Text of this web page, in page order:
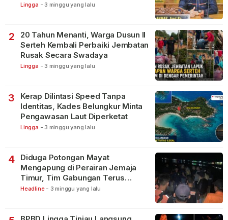
Lingga - 3 minggu yang lalu
2
20 Tahun Menanti, Warga Dusun II
Serteh Kembali Perbaiki Jembatan
Rusak Secara Swadaya
Lingga - 3 minggu yang lalu
3
Kerap Dilintasi Speed Tanpa
Identitas, Kades Belungkur Minta
Pengawasan Laut Diperketat
Lingga - 3 minggu yang lalu
4
Diduga Potongan Mayat
Mengapung di Perairan Jemaja
Timur, Tim Gabungan Terus
Lakukan Pencarian
Headline - 3 minggu yang lalu